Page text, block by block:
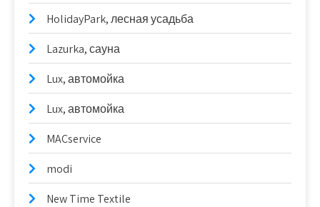
HolidayPark, лесная усадьба
Lazurka, сауна
Lux, автомойка
Lux, автомойка
MACservice
modi
New Time Textile